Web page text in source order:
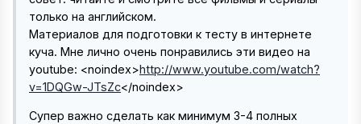
только на английском.
Материалов для подготовки к тесту в интернете
куча. Мне лично очень понравились эти видео на
youtube: <noindex>http://www.youtube.com/watch?
v=1DQGw-JTsZc</noindex>
Супер важно сделать как минимум 3-4 полных